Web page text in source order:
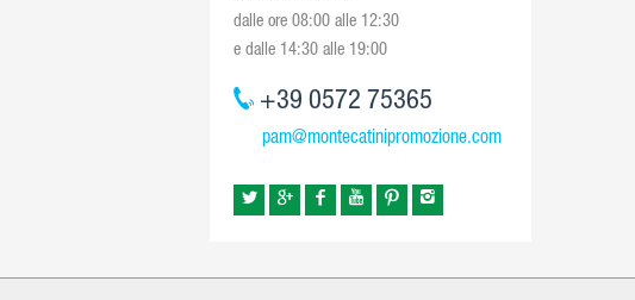
dalle ore 08:00 alle 12:30
e dalle 14:30 alle 19:00
+39 0572 75365
pam@montecatinipromozione.com